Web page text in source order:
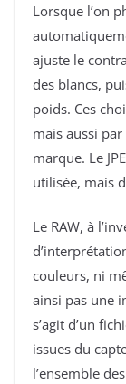
Lorsque l’on
ajuste le
des blancs,
poids. Ces
mais aussi
marque. Le
utilisée, mais
Le RAW, à
couleurs, ni
ainsi pas une
s’agit d’un
issues du
l’ensemble